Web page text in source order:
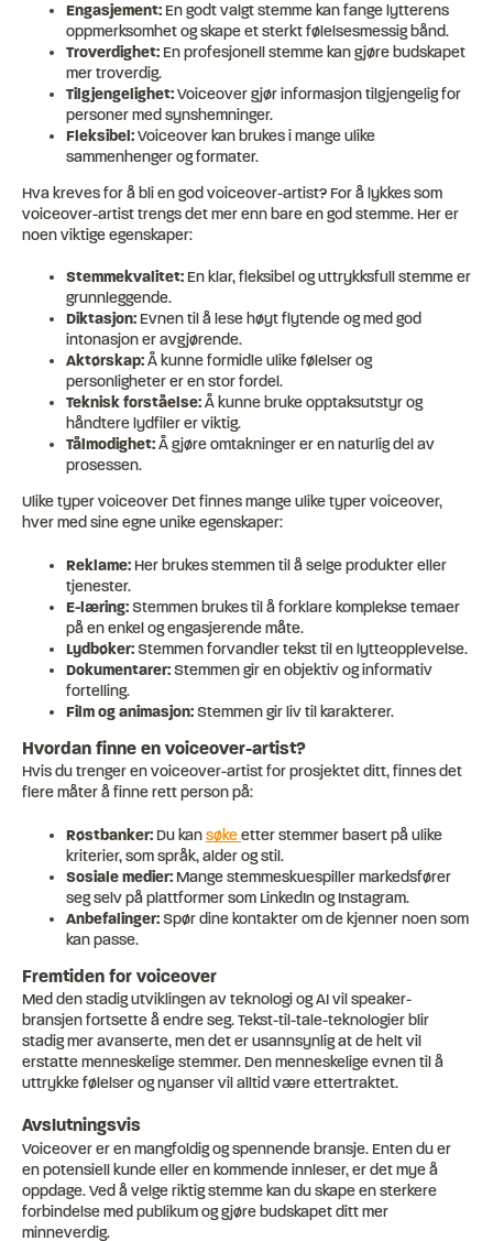
Engasjement: En godt valgt stemme kan fange lytterens
oppmerksomhet og skape et sterkt følelsesmessig bånd.
Troverdighet: En profesjonell stemme kan gjøre budskapet
mer troverdig.
Tilgjengelighet:Voiceover gjør informasjon tilgjengelig for
personer med synshemninger.
Fleksibel:Voiceover kan brukes i mange ulike
sammenhenger og formater.
Hva kreves for å bli en god voiceover-artist? For å lykkes som
voiceover-artist trengs det mer enn bare en god stemme. Her er
noen viktige egenskaper:
Stemmekvalitet: En klar, fleksibel og uttrykksfull stemme er
grunnleggende.
Diktasjon: Evnen til å lese høyt flytende og med god
intonasjon er avgjørende.
Aktørskap:Å kunne formidle ulike følelser og
personligheter er en stor fordel.
Teknisk forståelse:Å kunne bruke opptaksutstyr og
håndtere lydfiler er viktig.
Tålmodighet:Å gjøre omtakninger er en naturlig del av
prosessen.
Ulike typer voiceover Det finnes mange ulike typer voiceover,
hver med sine egne unike egenskaper:
Reklame: Her brukes stemmen til å selge produkter eller
tjenester.
E-læring:Stemmen brukes til å forklare komplekse temaer
på en enkel og engasjerende måte.
Lydbøker:Stemmen forvandler tekst til en lytteopplevelse.
Dokumentarer:Stemmen gir en objektiv og informativ
fortelling.
Film og animasjon:Stemmen gir liv til karakterer.
Hvordan finne en voiceover-artist?
Hvis du trenger en voiceover-artist for prosjektet ditt, finnes det
flere måter å finne rett person på:
Røstbanker: Du kansøkeetter stemmer basert på ulike
kriterier, som språk, alder og stil.
Sosiale medier: Mange stemmeskuespiller markedsfører
seg selv på plattformer som LinkedIn og Instagram.
Anbefalinger:Spør dine kontakter om de kjenner noen som
kan passe.
Fremtiden for voiceover
Med den stadig utviklingen av teknologi og AI vil speaker-
bransjen fortsette å endre seg. Tekst-til-tale-teknologier blir
stadig mer avanserte, men det er usannsynlig at de helt vil
erstatte menneskelige stemmer. Den menneskelige evnen til å
uttrykke følelser og nyanser vil alltid være ettertraktet.
Avslutningsvis
Voiceover er en mangfoldig og spennende bransje. Enten du er
en potensiell kunde eller en kommende innleser, er det mye å
oppdage. Ved å velge riktig stemme kan du skape en sterkere
forbindelse med publikum og gjøre budskapet ditt mer
minneverdig.